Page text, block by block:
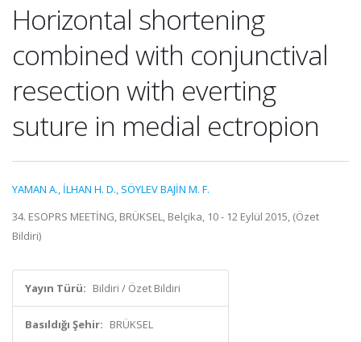
Horizontal shortening
combined with conjunctival
resection with everting
suture in medial ectropion
YAMAN A., İLHAN H. D., SÖYLEV BAJİN M. F.
34. ESOPRS MEETİNG, BRÜKSEL, Belçika, 10 - 12 Eylül 2015, (Özet
Bildiri)
Yayın Türü: Bildiri / Özet Bildiri
Basıldığı Şehir: BRÜKSEL